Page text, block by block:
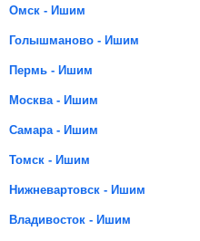
Омск - Ишим
Голышманово - Ишим
Пермь - Ишим
Москва - Ишим
Самара - Ишим
Томск - Ишим
Нижневартовск - Ишим
Владивосток - Ишим